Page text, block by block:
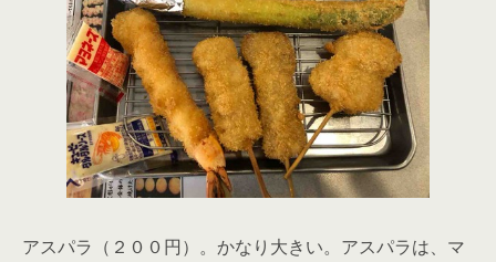
アスパラ（２００円）。かなり大きい。アスパラは、マ